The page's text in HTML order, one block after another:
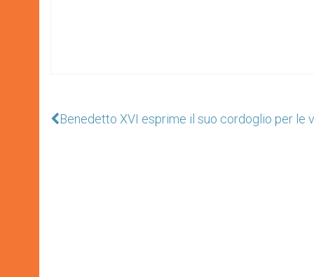
Benedetto XVI esprime il suo cordoglio per le